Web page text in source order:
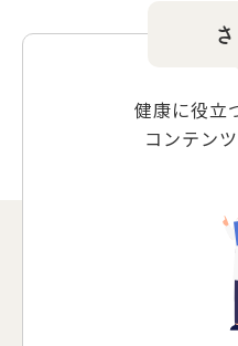
健康に役立
コンテン